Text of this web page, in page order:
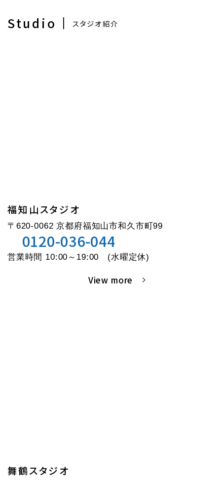
Studio スタジオ紹介
福知山スタジオ
〒620-0062 京都府福知山市和久市町99
0120-036-044
営業時間 10:00～19:00 (水曜定休)
View more
舞鶴スタジオ